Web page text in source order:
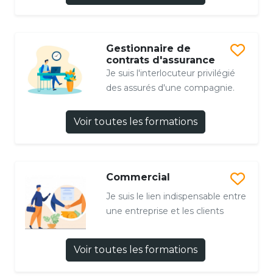
Gestionnaire de
contrats d'assurance
Je suis l'interlocuteur privilégié
des assurés d'une compagnie.
Voir toutes les formations
Commercial
Je suis le lien indispensable entre
une entreprise et les clients
Voir toutes les formations